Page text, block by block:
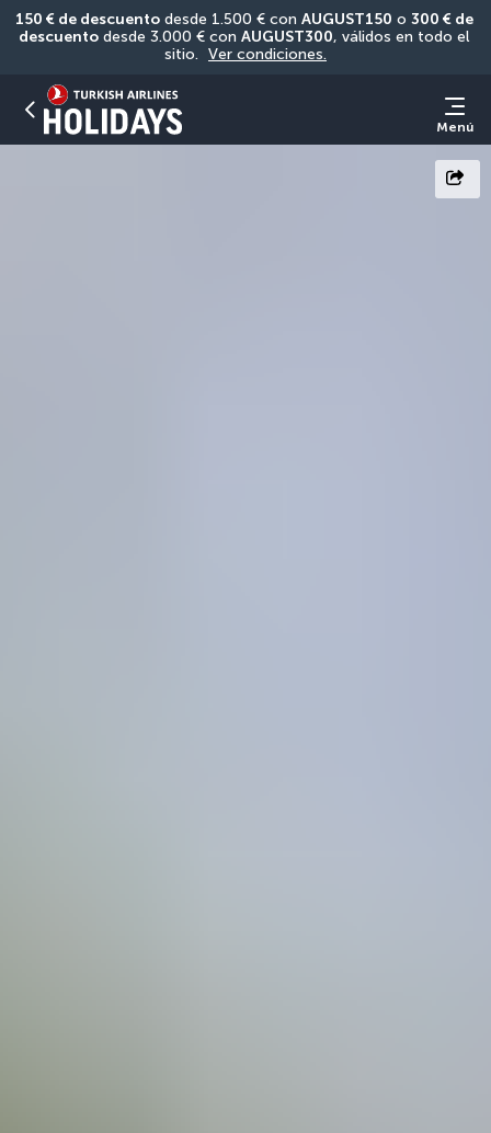
150 € de descuento desde 1.500 € con AUGUST150 o 300 € de
descuento desde 3.000 € con AUGUST300, válidos en todo el
sitio. Ver condiciones.
Menú